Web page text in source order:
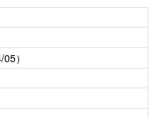
）